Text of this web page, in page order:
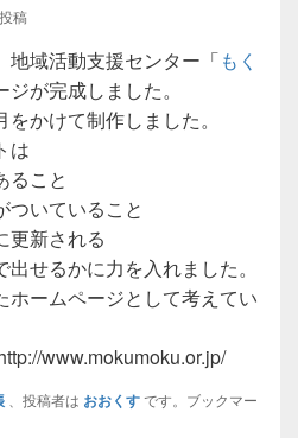
稿
地域活動支援センター「もく
が完成しました。
かけて制作しました。
は
ること
ついていること
更新される
せるかに力を入れました。
ホームページとして考えてい
www.mokumoku.or.jp/
、投稿者は おおくすです。ブックマー